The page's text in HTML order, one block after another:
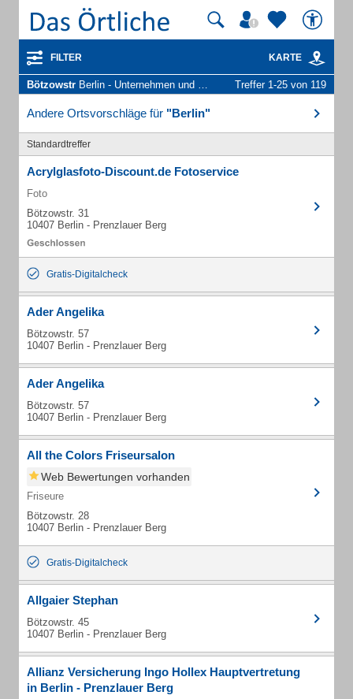
FILTER KARTE
Bötzowstr Berlin - Unternehmen und Personen Treffer 1-25 von 119
Andere Ortsvorschläge für "Berlin"
Standardtreffer
Acrylglasfoto-Discount.de Fotoservice
Foto
Bötzowstr. 31
10407 Berlin - Prenzlauer Berg
Gratis-Digitalcheck
Ader Angelika
Bötzowstr. 57
10407 Berlin - Prenzlauer Berg
Ader Angelika
Bötzowstr. 57
10407 Berlin - Prenzlauer Berg
All the Colors Friseursalon
Web Bewertungen vorhanden
Friseure
Bötzowstr. 28
10407 Berlin - Prenzlauer Berg
Gratis-Digitalcheck
Allgaier Stephan
Bötzowstr. 45
10407 Berlin - Prenzlauer Berg
Allianz Versicherung Ingo Hollex Hauptvertretung
in Berlin - Prenzlauer Berg